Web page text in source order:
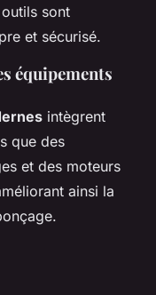
sont
et sécurisé.
équipements
intègrent
que des
et des moteurs
ainsi la